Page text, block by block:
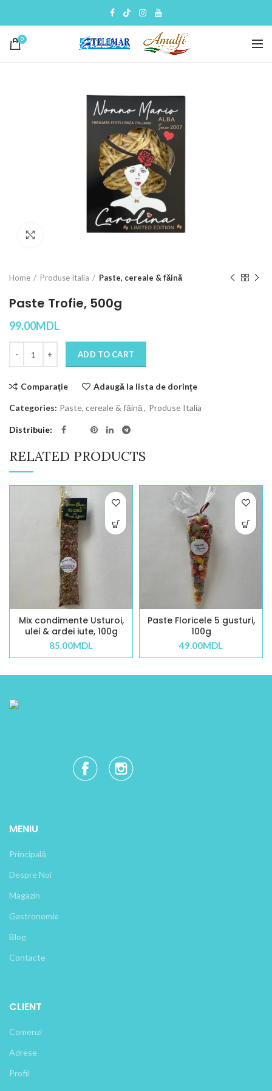
0
Click to enlarge
Home Produse Italia Paste, cereale & făină
Paste Trofie, 500g
99.00MDL
ADD TO CART
Comparaţie Adaugă la lista de dorințe
Categories: Paste, cereale & făină, Produse Italia
Distribuie
RELATED PRODUCTS
Mix condimente Usturoi,
ulei & ardei iute, 100g
85.00MDL
Paste Floricele 5 gusturi,
100g
49.00MDL
MENIU
Principală
Despre Noi
Magazin
Gastronomie
Blog
Contacte
CLIENT
Comenzi
Adrese
Profil